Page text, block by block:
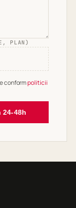
PLAN)
conformpoliticii
24-48h